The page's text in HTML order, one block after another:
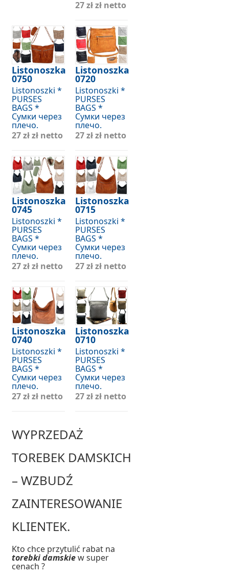
27 złzł netto
Listonoszka
0750
Listonoszki *
PURSES
BAGS *
Сумки через
плечо.
27 złzł netto
Listonoszka
0745
Listonoszki *
PURSES
BAGS *
Сумки через
плечо.
27 złzł netto
Listonoszka
0740
Listonoszki *
PURSES
BAGS *
Сумки через
плечо.
27 złzł netto
Listonoszka
0720
Listonoszki *
PURSES
BAGS *
Сумки через
плечо.
27 złzł netto
Listonoszka
0715
Listonoszki *
PURSES
BAGS *
Сумки через
плечо.
27 złzł netto
Listonoszka
0710
Listonoszki *
PURSES
BAGS *
Сумки через
плечо.
27 złzł netto
WYPRZEDAŻ
TOREBEK DAMSKICH
– WZBUDŹ
ZAINTERESOWANIE
KLIENTEK.
Kto chce przytulić rabat na
torebki damskiew super
cenach ?